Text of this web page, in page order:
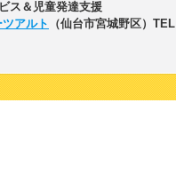
ス＆児童発達支援
アルト
（仙台市宮城野区）